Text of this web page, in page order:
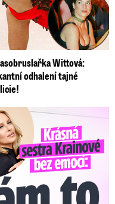
Wittová:
odhalení tajné
to za pár…